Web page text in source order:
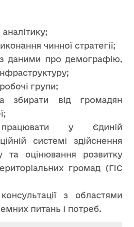
чинної стратегії;
даними про демографію,
групи;
збирати від громадян
у Єдиній
системі здійснення
та оцінювання розвитку
громад (ГІС
з областями
питань і потреб.